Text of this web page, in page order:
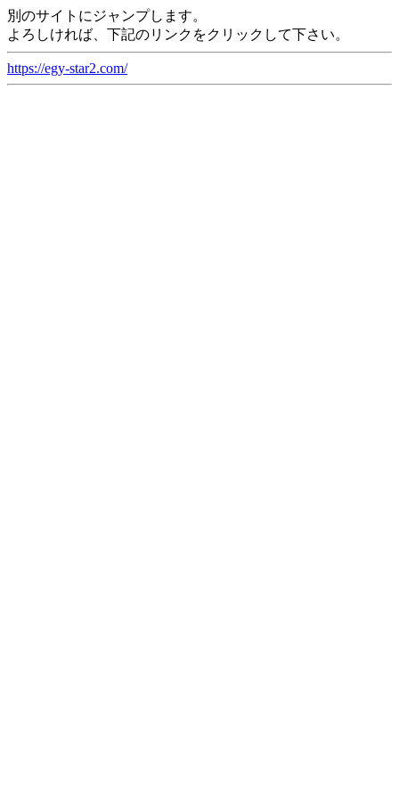
別のサイトにジャンプします。
よろしければ、下記のリンクをクリックして下さい。
https://egy-star2.com/